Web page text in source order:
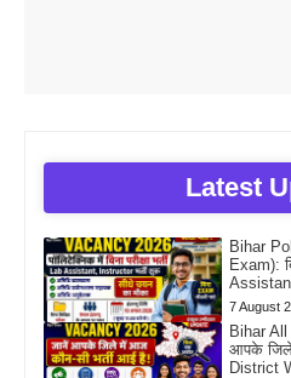
Latest
Bihar
Exam):
7 August
Bihar
आपके जिले
District